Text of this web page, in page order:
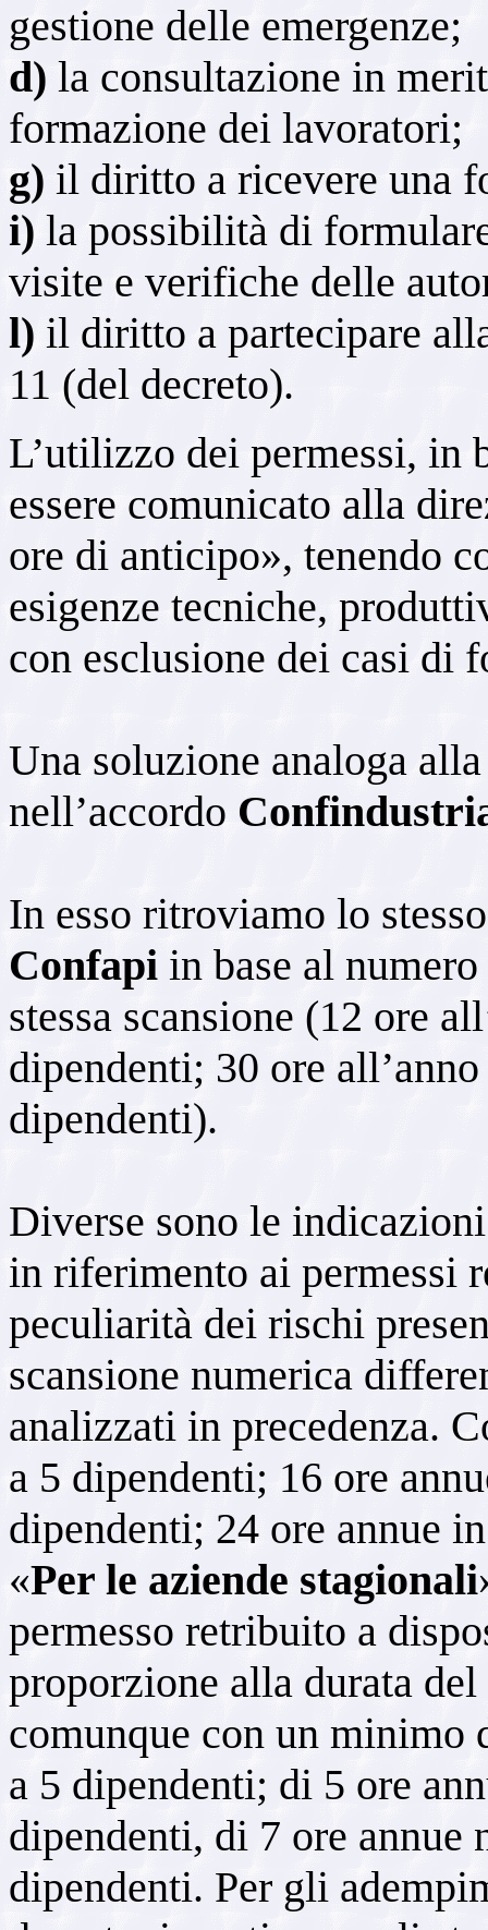
gestione delle emergenze;
d) la consultazione in
formazione dei lavoratori;
g) il diritto a ricevere una
i) la possibilità di
visite e verifiche delle
l) il diritto a partecipare
11 (del decreto).
L’utilizzo dei permessi, in
essere comunicato alla
ore di anticipo», tenendo
esigenze tecniche,
con esclusione dei casi di
Una soluzione analoga
nell’accordo
In esso ritroviamo lo
Confapi in base al
stessa scansione (12 ore
dipendenti; 30 ore
dipendenti).
Diverse sono le
in riferimento ai permessi
peculiarità dei rischi
scansione numerica
analizzati in precedenza.
a 5 dipendenti; 16 ore
dipendenti; 24 ore annue
«Per le aziende stagionali
permesso retribuito a
proporzione alla durata
comunque con un minimo
a 5 dipendenti; di 5 ore
dipendenti, di 7 ore annue
dipendenti. Per gli